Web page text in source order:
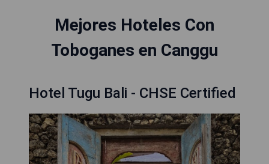
Mejores Hoteles Con
Toboganes en Canggu
Hotel Tugu Bali - CHSE Certified